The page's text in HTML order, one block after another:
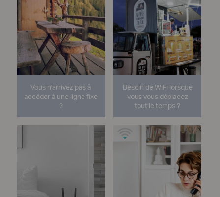
Vous n'arrivez pas à
accéder à une ligne fixe
?
Besoin de WiFi lorsque
vous vous déplacez
tout le temps ?